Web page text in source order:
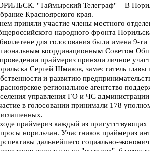
"Таймырский Телеграф" – В
Красноярского края.
приняли участие члены местного
народного фронта
для голосования были имена 9-
координационным Советом
праймериз приняли личное
Сергей Шмаков, заместитель
и развитию
региональное агентство
управления ГО и ЧС
в голосовании принимали 178
праймериз каждый из присутствующих
норильчан. Участников праймериз
дальнейшего социально-